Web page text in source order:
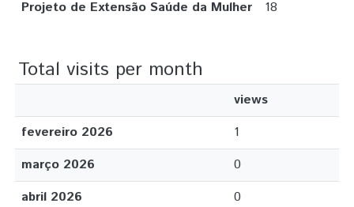
Projeto de Extensão Saúde da Mulher
18
Total visits per month
views
fevereiro 2026
1
março 2026
0
abril 2026
0